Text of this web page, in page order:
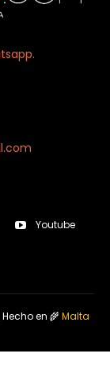
Youtube
en 🌾Malta